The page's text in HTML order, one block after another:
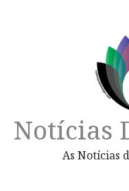
Notícias
As Notícias